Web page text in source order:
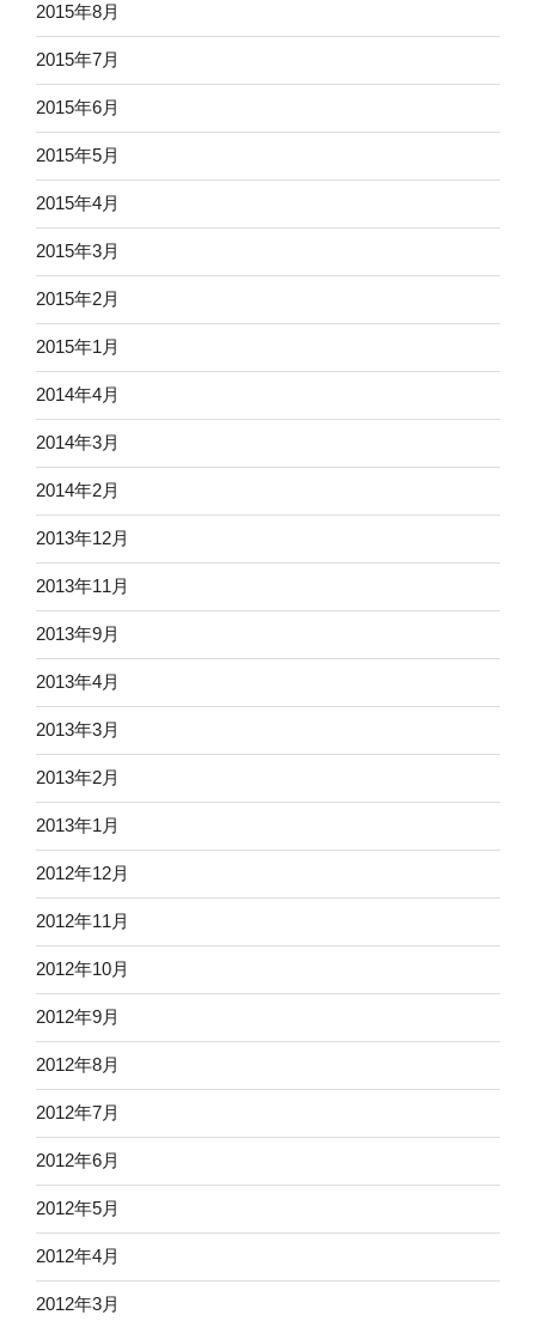
2015年8月
2015年7月
2015年6月
2015年5月
2015年4月
2015年3月
2015年2月
2015年1月
2014年4月
2014年3月
2014年2月
2013年12月
2013年11月
2013年9月
2013年4月
2013年3月
2013年2月
2013年1月
2012年12月
2012年11月
2012年10月
2012年9月
2012年8月
2012年7月
2012年6月
2012年5月
2012年4月
2012年3月